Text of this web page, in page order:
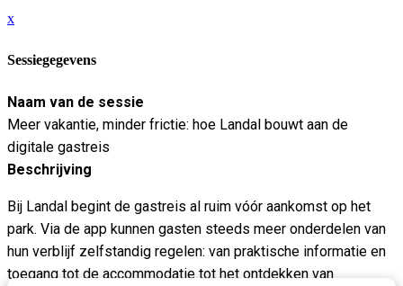
x
Sessiegegevens
Naam van de sessie
Meer vakantie, minder frictie: hoe Landal bouwt aan de
digitale gastreis
Beschrijving
Bij Landal begint de gastreis al ruim vóór aankomst op het
park. Via de app kunnen gasten steeds meer onderdelen van
hun verblijf zelfstandig regelen: van praktische informatie en
toegang tot de accommodatie tot het ontdekken van